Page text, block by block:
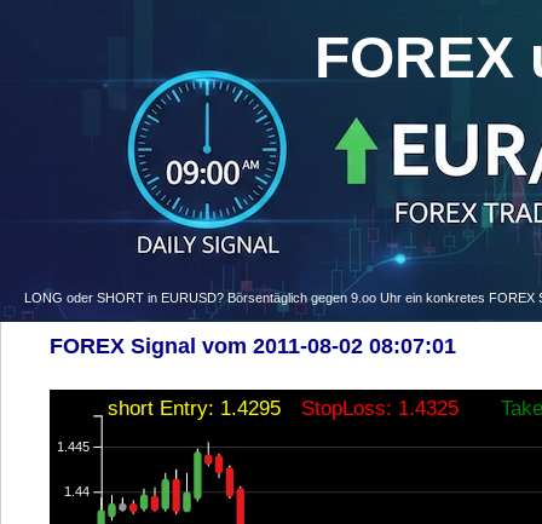
FOREX
LONG oder SHORT in EURUSD? Börsentäglich gegen 9.oo Uhr ein konkretes
FOREX Signal vom 2011-08-02 08:07:01
1.44
1.445
short Entry: 1.4295 StopLoss: 1.4325